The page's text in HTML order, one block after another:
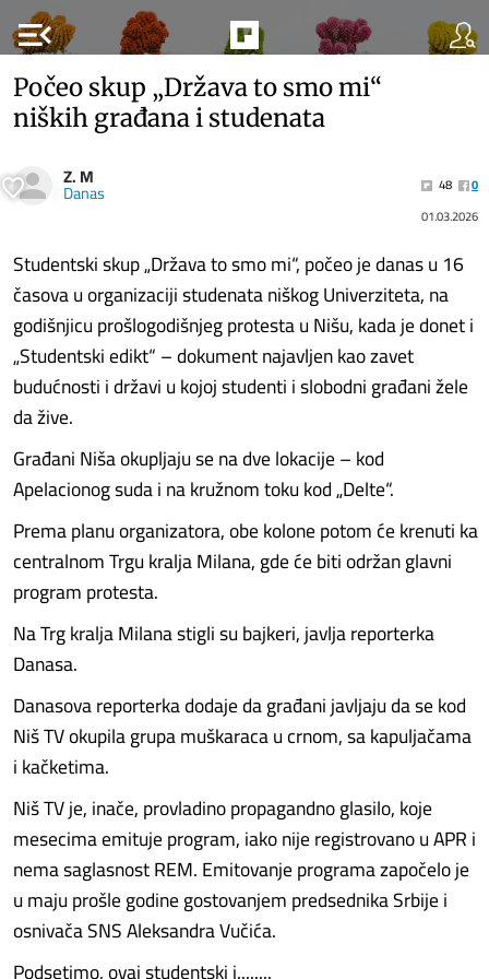
menu_open
Počeo skup „Država to smo mi“
niških građana i studenata
Z. M
Danas 48
0
01.03.2026
Studentski skup „Država to smo mi“, počeo je danas u 16
časova u organizaciji studenata niškog Univerziteta, na
godišnjicu prošlogodišnjeg protesta u Nišu, kada je donet i
„Studentski edikt“ – dokument najavljen kao zavet
budućnosti i državi u kojoj studenti i slobodni građani žele
da žive.
Građani Niša okupljaju se na dve lokacije – kod
Apelacionog suda i na kružnom toku kod „Delte“.
Prema planu organizatora, obe kolone potom će krenuti ka
centralnom Trgu kralja Milana, gde će biti održan glavni
program protesta.
Na Trg kralja Milana stigli su bajkeri, javlja reporterka
Danasa.
Danasova reporterka dodaje da građani javljaju da se kod
Niš TV okupila grupa muškaraca u crnom, sa kapuljačama
i kačketima.
Niš TV je, inače, provladino propagandno glasilo, koje
mesecima emituje program, iako nije registrovano u APR i
nema saglasnost REM. Emitovanje programa započelo je
u maju prošle godine gostovanjem predsednika Srbije i
osnivača SNS Aleksandra Vučića.